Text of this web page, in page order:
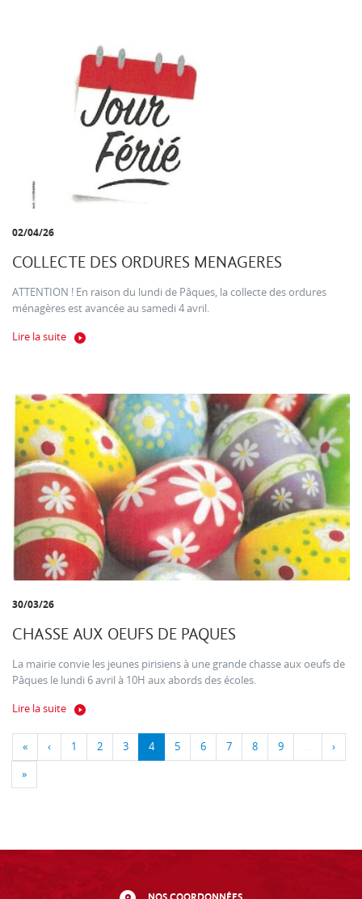
02/04/26
COLLECTE DES ORDURES MENAGERES
ATTENTION ! En raison du lundi de Pâques, la collecte des ordures
ménagères est avancée au samedi 4 avril.
Lire la suite
30/03/26
CHASSE AUX OEUFS DE PAQUES
La mairie convie les jeunes pirisiens à une grande chasse aux oeufs de
Pâques le lundi 6 avril à 10H aux abords des écoles.
Lire la suite
« ‹ 1 2 3 4 5 6 7 8 9 … ›
»